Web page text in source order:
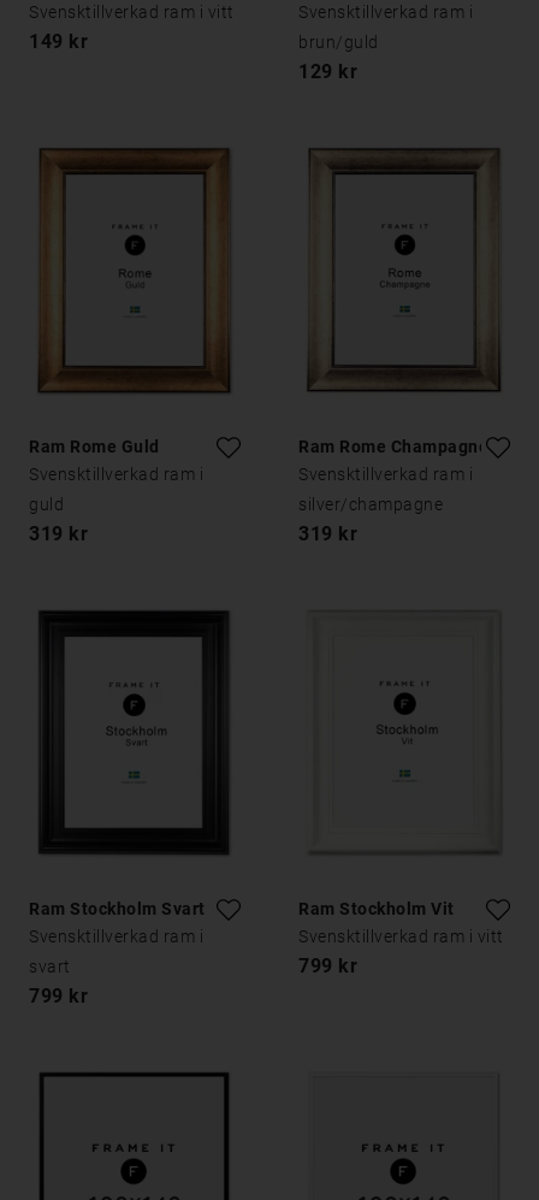
Svensktillverkad ram i vitt
149 kr
Svensktillverkad ram i
brun/guld
129 kr
Ram Rome Guld
Svensktillverkad ram i
guld
319 kr
Ram Rome Champagne
Svensktillverkad ram i
silver/champagne
319 kr
Ram Stockholm Svart
Svensktillverkad ram i
svart
799 kr
Ram Stockholm Vit
Svensktillverkad ram i vitt
799 kr